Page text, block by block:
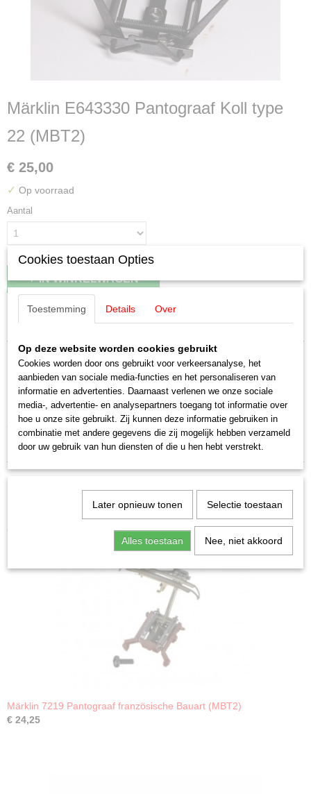
Märklin E643330 Pantograaf Koll type
22 (MBT2)
€ 25,00
✓ Op voorraad
Aantal
IN WINKELWAGEN
Specificaties
Productcode leverancier
E643330
Schaal
H0 (1:87)
Staat
Nieuw
Omschrijving
Märklin E643330 Pantograaf Koll type
22
Uitverkocht bij Märklin
Märklin 7219 Pantograaf französische Bauart (MBT2)
€ 24,25
Cookies toestaan Opties
Toestemming Details Over
Op deze website worden cookies gebruikt
Cookies worden door ons gebruikt voor verkeersanalyse, het
aanbieden van sociale media-functies en het personaliseren van
informatie en advertenties. Daarnaast verlenen we onze sociale
media-, advertentie- en analysepartners toegang tot informatie over
hoe u onze site gebruikt. Zij kunnen deze informatie gebruiken in
combinatie met andere gegevens die zij mogelijk hebben verzameld
door uw gebruik van hun diensten of die u hen hebt verstrekt.
Later opnieuw tonen Selectie toestaan
Alles toestaan Nee, niet akkoord